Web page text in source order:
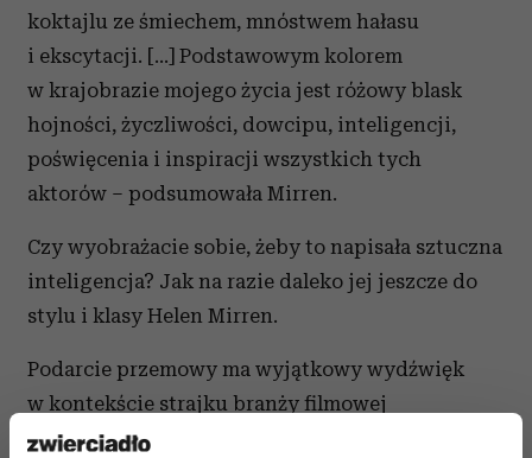
koktajlu ze śmiechem, mnóstwem hałasu
i ekscytacji. […] Podstawowym kolorem
w krajobrazie mojego życia jest różowy blask
hojności, życzliwości, dowcipu, inteligencji,
poświęcenia i inspiracji wszystkich tych
aktorów – podsumowała Mirren.
Czy wyobrażacie sobie, żeby to napisała sztuczna
inteligencja? Jak na razie daleko jej jeszcze do
stylu i klasy Helen Mirren.
Podarcie przemowy ma wyjątkowy wydźwięk
w kontekście strajku branży filmowej
w Hollywood. Aktorzy sprzeciwiają się